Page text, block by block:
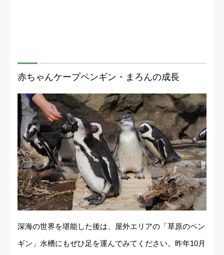
赤ちゃんケープペンギン・まろんの成長
深海の世界を堪能した後は、屋外エリアの「草原のペン
ギン」水槽にもぜひ足を運んでみてください。昨年10月